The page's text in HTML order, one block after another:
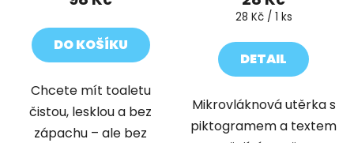
DO KOŠÍKU
Chcete mít toaletu
čistou, lesklou a bez
zápachu – ale bez
Měrná
28 Kč / 1 ks
DETAIL
Mikrovláknová utěrka s
piktogramem a textem